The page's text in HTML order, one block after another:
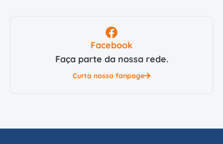
Facebook
Faça parte da nossa rede.
Curta nossa fanpage